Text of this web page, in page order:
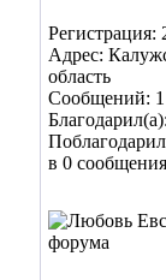
Регистрация:
Адрес:
область
Сообщений: 1
в 0